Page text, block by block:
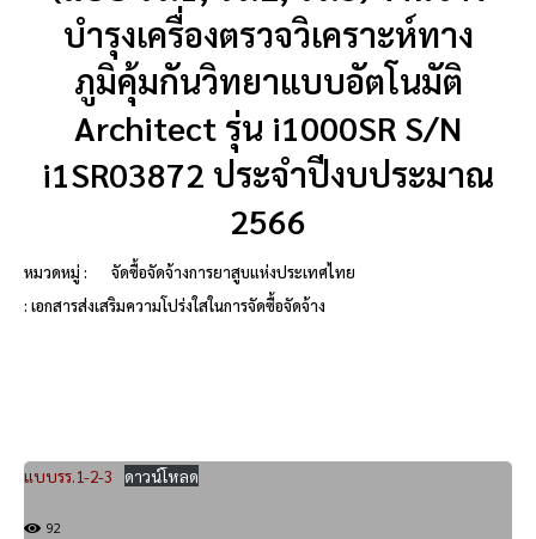
บำรุงเครื่องตรวจวิเคราะห์ทาง
ภูมิคุ้มกันวิทยาแบบอัตโนมัติ
Architect รุ่น i1000SR S/N
i1SR03872 ประจำปีงบประมาณ
2566
หมวดหมู่ :
จัดซื้อจัดจ้างการยาสูบแห่งประเทศไทย
: เอกสารส่งเสริมความโปร่งใสในการจัดซื้อจัดจ้าง
แบบรร.1-2-3 ดาวน์โหลด
92